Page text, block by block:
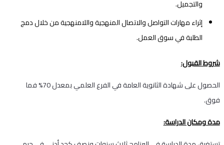
والتجميل.
إثراء مهارات التواصل والاتصال المنهجية واللامنهجية من خلال دمج
الطلبة في سوق العمل.
شروط القبول:
الحصول على شهادة الثانوية العامة في الفرع العلمي بمعدل 70% فما
فوق.
مدة ومكان الدراسة: